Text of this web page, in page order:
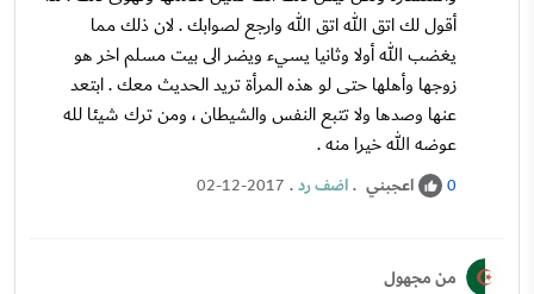
أقول لك اتق الله اتق الله وارجع لصوابك . لان ذلك مما
يغضب الله أولا وثانيا يسيء ويضر الى بيت مسلم اخر هو
زوجها وأهلها حتى لو هذه المرأة تريد الحديث معك . ابتعد
عنها وصدها ولا تتبع النفس والشيطان ، ومن ترك شيئا لله
عوضه الله خيرا منه .
0 اعجبني .اضف رد.
02-12-2017
من مجهول